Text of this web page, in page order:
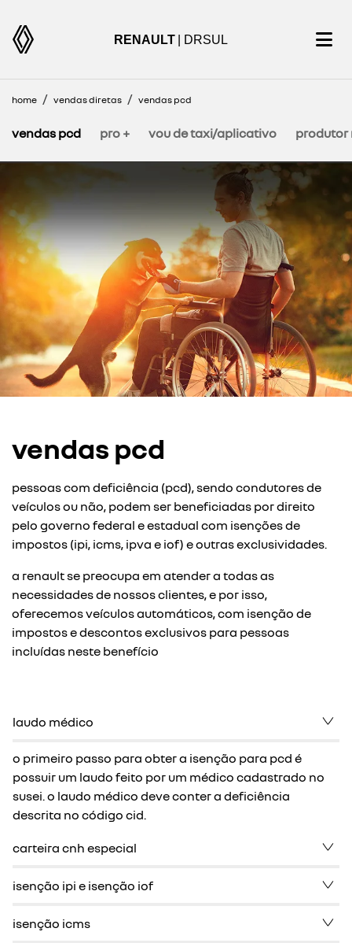
RENAULT | DRSUL
home vendas diretas vendas pcd
pro +
vendas pcd vou de taxi/aplicativo produtor
vendas pcd
pessoas com deficiência (pcd), sendo condutores de
veículos ou não, podem ser beneficiadas por direito
pelo governo federal e estadual com isenções de
impostos (ipi, icms, ipva e iof) e outras exclusividades.
a renault se preocupa em atender a todas as
necessidades de nossos clientes, e por isso,
oferecemos veículos automáticos, com isenção de
impostos e descontos exclusivos para pessoas
incluídas neste benefício
laudo médico
o primeiro passo para obter a isenção para pcd é
possuir um laudo feito por um médico cadastrado no
susei. o laudo médico deve conter a deficiência
descrita no código cid.
carteira cnh especial
isenção ipi e isenção iof
isenção icms